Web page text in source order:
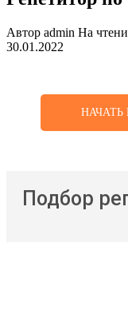
Автор admin На
30.01.2022
НАЧАТЬ
Подбор